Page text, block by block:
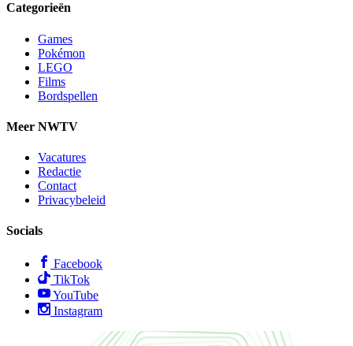
Categorieën
Games
Pokémon
LEGO
Films
Bordspellen
Meer NWTV
Vacatures
Redactie
Contact
Privacybeleid
Socials
Facebook
TikTok
YouTube
Instagram